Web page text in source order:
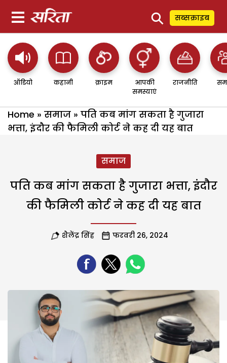
⚲ सब्सक्राइब
ऑडियो कहानी क्राइम
आपकी
समस्याएं
राजनीति
Home » समाज » पति कब मांग सकता है गुजारा
भत्ता, इंदौर की फैमिली कोर्ट ने कह दी यह बात
समाज
पति कब मांग सकता है गुजारा भत्ता, इंदौर
की फैमिली कोर्ट ने कह दी यह बात
शैलेंद्र सिंह फरवरी 26, 2024